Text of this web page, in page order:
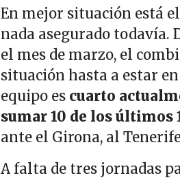
En mejor situación está el
nada asegurado todavía.
el mes de marzo, el
situación hasta a estar
equipo escuarto
sumar 10 de los últimos
ante el Girona, al
A falta de tres jornadas